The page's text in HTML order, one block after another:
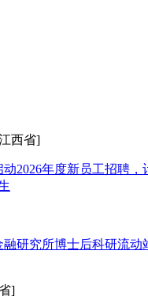
西省]
2026年度新员工招聘，
研究所博士后科研流动
]